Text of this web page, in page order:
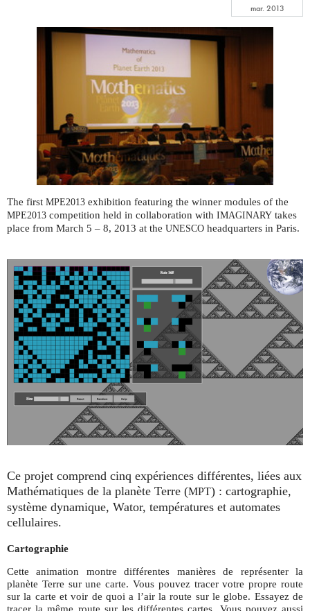
mar. 2013
The first MPE2013 exhibition featuring the winner modules of the
MPE2013 competition held in collaboration with IMAGINARY takes
place from March 5 – 8, 2013 at the UNESCO headquarters in Paris.
Ce projet comprend cinq expériences différentes, liées aux
Mathématiques de la planète Terre (MPT) : cartographie,
système dynamique, Wator, températures et automates
cellulaires.
Cartographie
Cette animation montre différentes manières de représenter la
planète Terre sur une carte. Vous pouvez tracer votre propre route
sur la carte et voir de quoi a l’air la route sur le globe. Essayez de
tracer la même route sur les différentes cartes. Vous pouvez aussi